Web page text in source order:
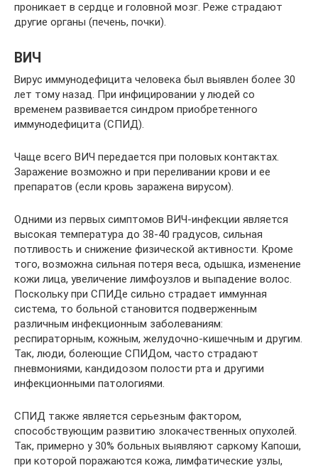
проникает в сердце и головной мозг. Реже страдают
другие органы (печень, почки).
ВИЧ
Вирус иммунодефицита человека был выявлен более 30
лет тому назад. При инфицировании у людей со
временем развивается синдром приобретенного
иммунодефицита (СПИД).
Чаще всего ВИЧ передается при половых контактах.
Заражение возможно и при переливании крови и ее
препаратов (если кровь заражена вирусом).
Одними из первых симптомов ВИЧ-инфекции является
высокая температура до 38-40 градусов, сильная
потливость и снижение физической активности. Кроме
того, возможна сильная потеря веса, одышка, изменение
кожи лица, увеличение лимфоузлов и выпадение волос.
Поскольку при СПИДе сильно страдает иммунная
система, то больной становится подверженным
различным инфекционным заболеваниям:
респираторным, кожным, желудочно-кишечным и другим.
Так, люди, болеющие СПИДом, часто страдают
пневмониями, кандидозом полости рта и другими
инфекционными патологиями.
СПИД также является серьезным фактором,
способствующим развитию злокачественных опухолей.
Так, примерно у 30% больных выявляют саркому Капоши,
при которой поражаются кожа, лимфатические узлы,